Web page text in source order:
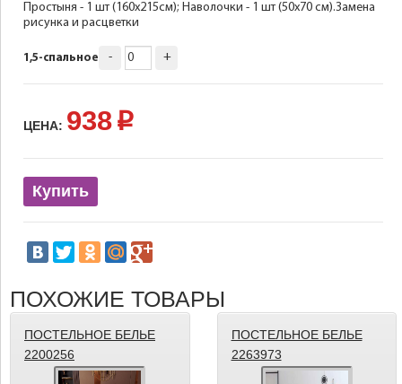
Простыня - 1 шт (160х215см); Наволочки - 1 шт (50х70 см).Замена
рисунка и расцветки
1,5-спальное - +
ЦЕНА: 938 p
Купить
ПОХОЖИЕ ТОВАРЫ
ПОСТЕЛЬНОЕ БЕЛЬЕ
2200256
ПОСТЕЛЬНОЕ БЕЛЬЕ
2263973